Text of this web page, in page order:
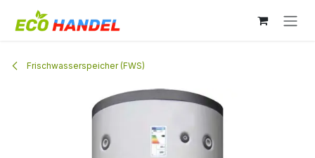
Frischwasserspeicher (FWS)